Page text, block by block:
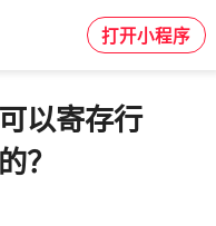
打开小程序
以寄存行
？